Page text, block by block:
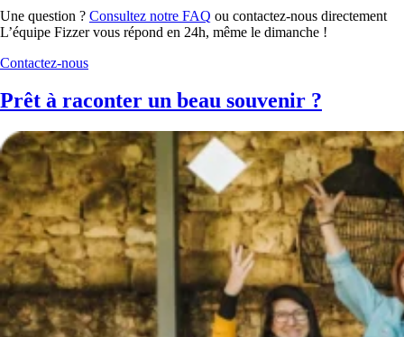
Une question ? Consultez notre FAQ ou contactez-nous directement
L’équipe Fizzer vous répond en 24h, même le dimanche !
Contactez-nous
Prêt à raconter un beau souvenir ?